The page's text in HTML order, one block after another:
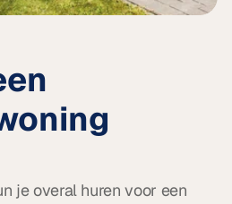
je overal huren voor een